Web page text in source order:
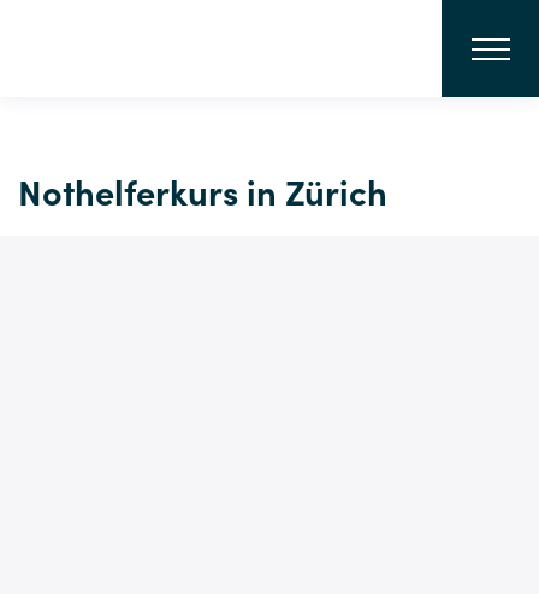
Nothelferkurs in Zürich